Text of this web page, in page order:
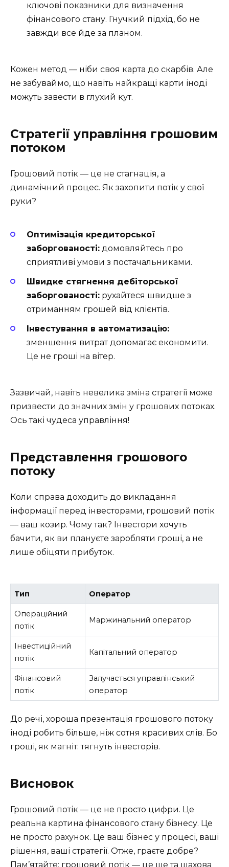
ключові показники для визначення
фінансового стану. Гнучкий підхід, бо не
завжди все йде за планом.
Кожен метод — ніби своя карта до скарбів. Але
не забуваймо, що навіть найкращі карти іноді
можуть завести в глухий кут.
Стратегії управління грошовим
потоком
Грошовий потік — це не стагнація, а
динамічний процес. Як захопити потік у свої
руки?
Оптимізація кредиторської
заборгованості: домовляйтесь про
сприятливі умови з постачальниками.
Швидке стягнення дебіторської
заборгованості: рухайтеся швидше з
отриманням грошей від клієнтів.
Інвестування в автоматизацію:
зменшення витрат допомагає економити.
Це не гроші на вітер.
Зазвичай, навіть невелика зміна стратегії може
призвести до значних змін у грошових потоках.
Ось такі чудеса управління!
Представлення грошового
потоку
Коли справа доходить до викладання
інформації перед інвесторами, грошовий потік
— ваш козир. Чому так? Інвестори хочуть
бачити, як ви плануєте заробляти гроші, а не
лише обіцяти прибуток.
Тип Оператор
Операційний
потік
Маржинальний оператор
Інвестиційний
потік
Капітальний оператор
Фінансовий
потік
Залучається управлінський
оператор
До речі, хороша презентація грошового потоку
іноді робить більше, ніж сотня красивих слів. Бо
гроші, як магніт: тягнуть інвесторів.
Висновок
Грошовий потік — це не просто цифри. Це
реальна картина фінансового стану бізнесу. Це
не просто рахунок. Це ваш бізнес у процесі, ваші
рішення, ваші стратегії. Отже, граєте добре?
Пам’ятайте: грошовий потік — це ще та шахова